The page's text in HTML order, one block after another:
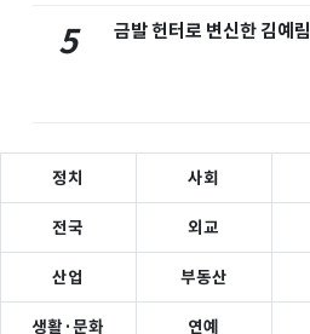
5 금발 헌터로 변신한 김예림
정치 사회
전국 외교
산업 부동산
생활·문화 연예